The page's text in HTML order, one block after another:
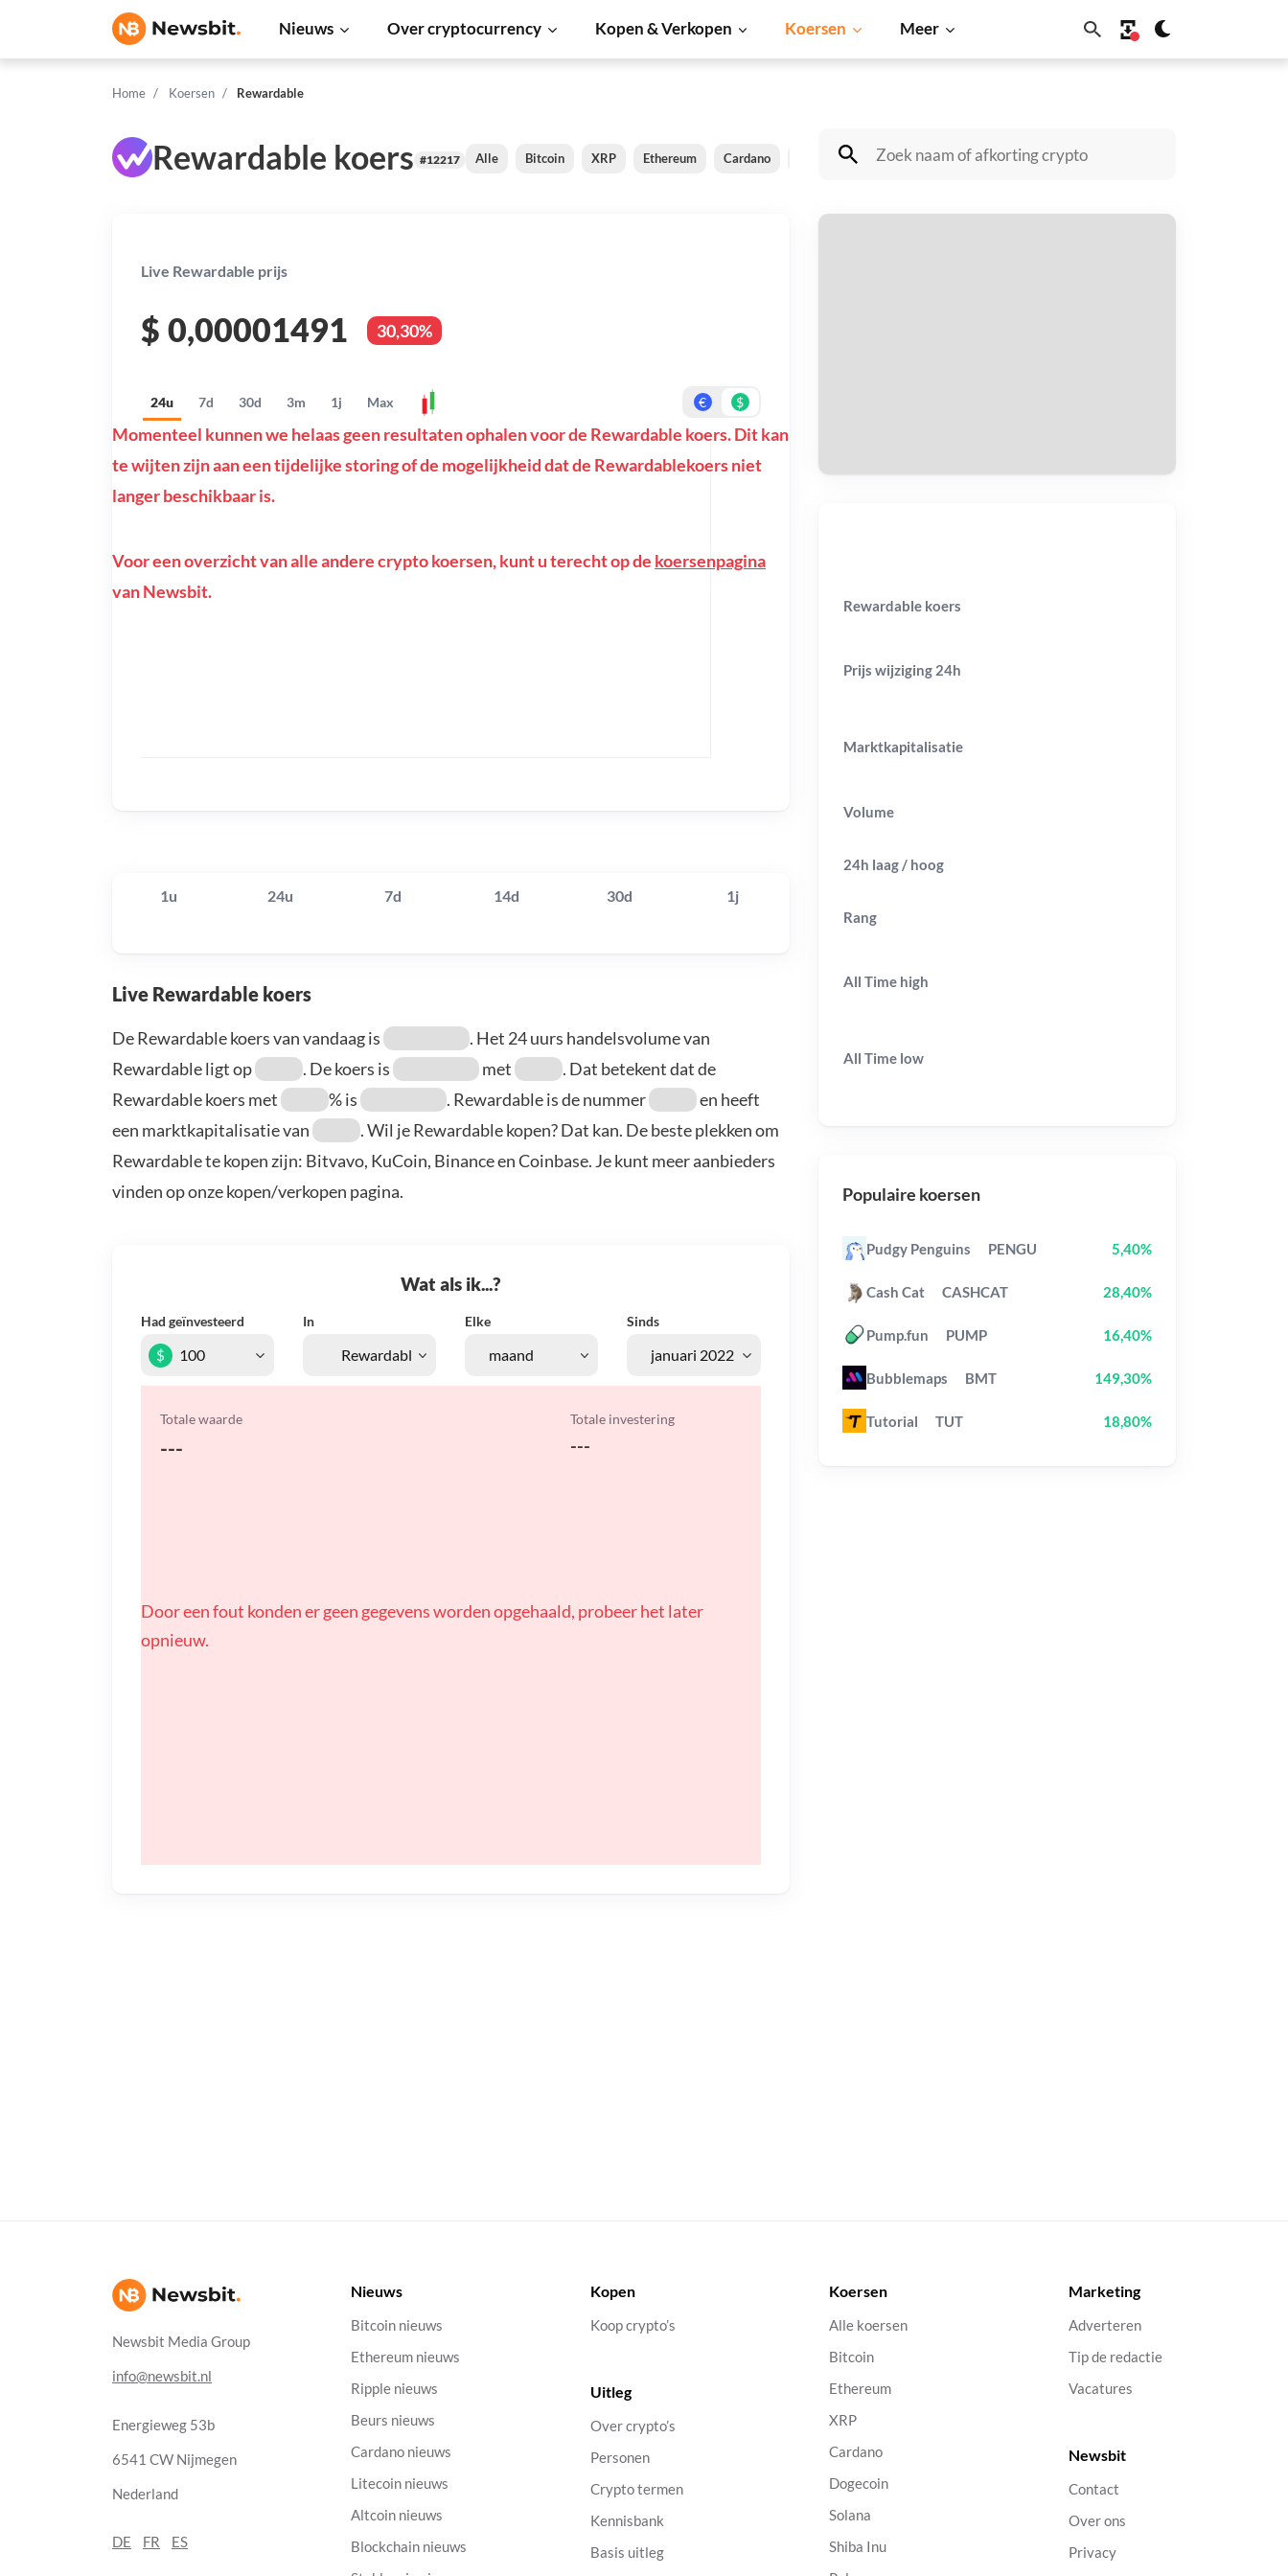
Nieuws Over cryptocurrency Kopen & Verkopen Koersen Meer
Home Koersen Rewardable
Rewardable koers #12217 Alle Bitcoin XRP Ethereum Cardano Shiba Inu Dogecoin Solana BNB
Live Rewardable prijs
$ 0,00001491 30,30%
24u 7d 30d 3m 1j Max € $
Momenteel kunnen we helaas geen resultaten ophalen voor de Rewardable koers. Dit kan
te wijten zijn aan een tijdelijke storing of de mogelijkheid dat de Rewardablekoers niet
langer beschikbaar is.
Voor een overzicht van alle andere crypto koersen, kunt u terecht op de koersenpagina
van Newsbit.
1u 24u 7d 14d 30d 1j
Live Rewardable koers
De Rewardable koers van vandaag is
. Het 24 uurs handelsvolume van
Rewardable ligt op
. De koers is met
. Dat betekent dat de
Rewardable koers met
% is . Rewardable is de nummer
en heeft
een marktkapitalisatie van
. Wil je Rewardable kopen? Dat kan. De beste plekken om
Rewardable te kopen zijn: Bitvavo, KuCoin, Binance en Coinbase. Je kunt meer aanbieders
vinden op onze kopen/verkopen pagina.
Wat als ik...?
Had geïnvesteerd In Elke Sinds
$
Totale waarde
---
Totale investering
---
Door een fout konden er geen gegevens worden opgehaald, probeer het later
opnieuw.
Rewardable koers
Prijs wijziging 24h
Marktkapitalisatie
Volume
24h laag / hoog
Rang
All Time high
All Time low
Populaire koersen
Pudgy Penguins PENGU 5,40%
Cash Cat CASHCAT 28,40%
Pump.fun PUMP 16,40%
Bubblemaps BMT 149,30%
Tutorial TUT 18,80%
Newsbit Media Group
info@newsbit.nl
Energieweg 53b
6541 CW Nijmegen
Nederland
DE FR ES
Nieuws
Bitcoin nieuws
Ethereum nieuws
Ripple nieuws
Beurs nieuws
Cardano nieuws
Litecoin nieuws
Altcoin nieuws
Blockchain nieuws
Kopen
Koop crypto’s
Uitleg
Over crypto’s
Personen
Crypto termen
Kennisbank
Basis uitleg
Koersen
Alle koersen
Bitcoin
Ethereum
XRP
Cardano
Dogecoin
Solana
Shiba Inu
Marketing
Adverteren
Tip de redactie
Vacatures
Newsbit
Contact
Over ons
Privacy